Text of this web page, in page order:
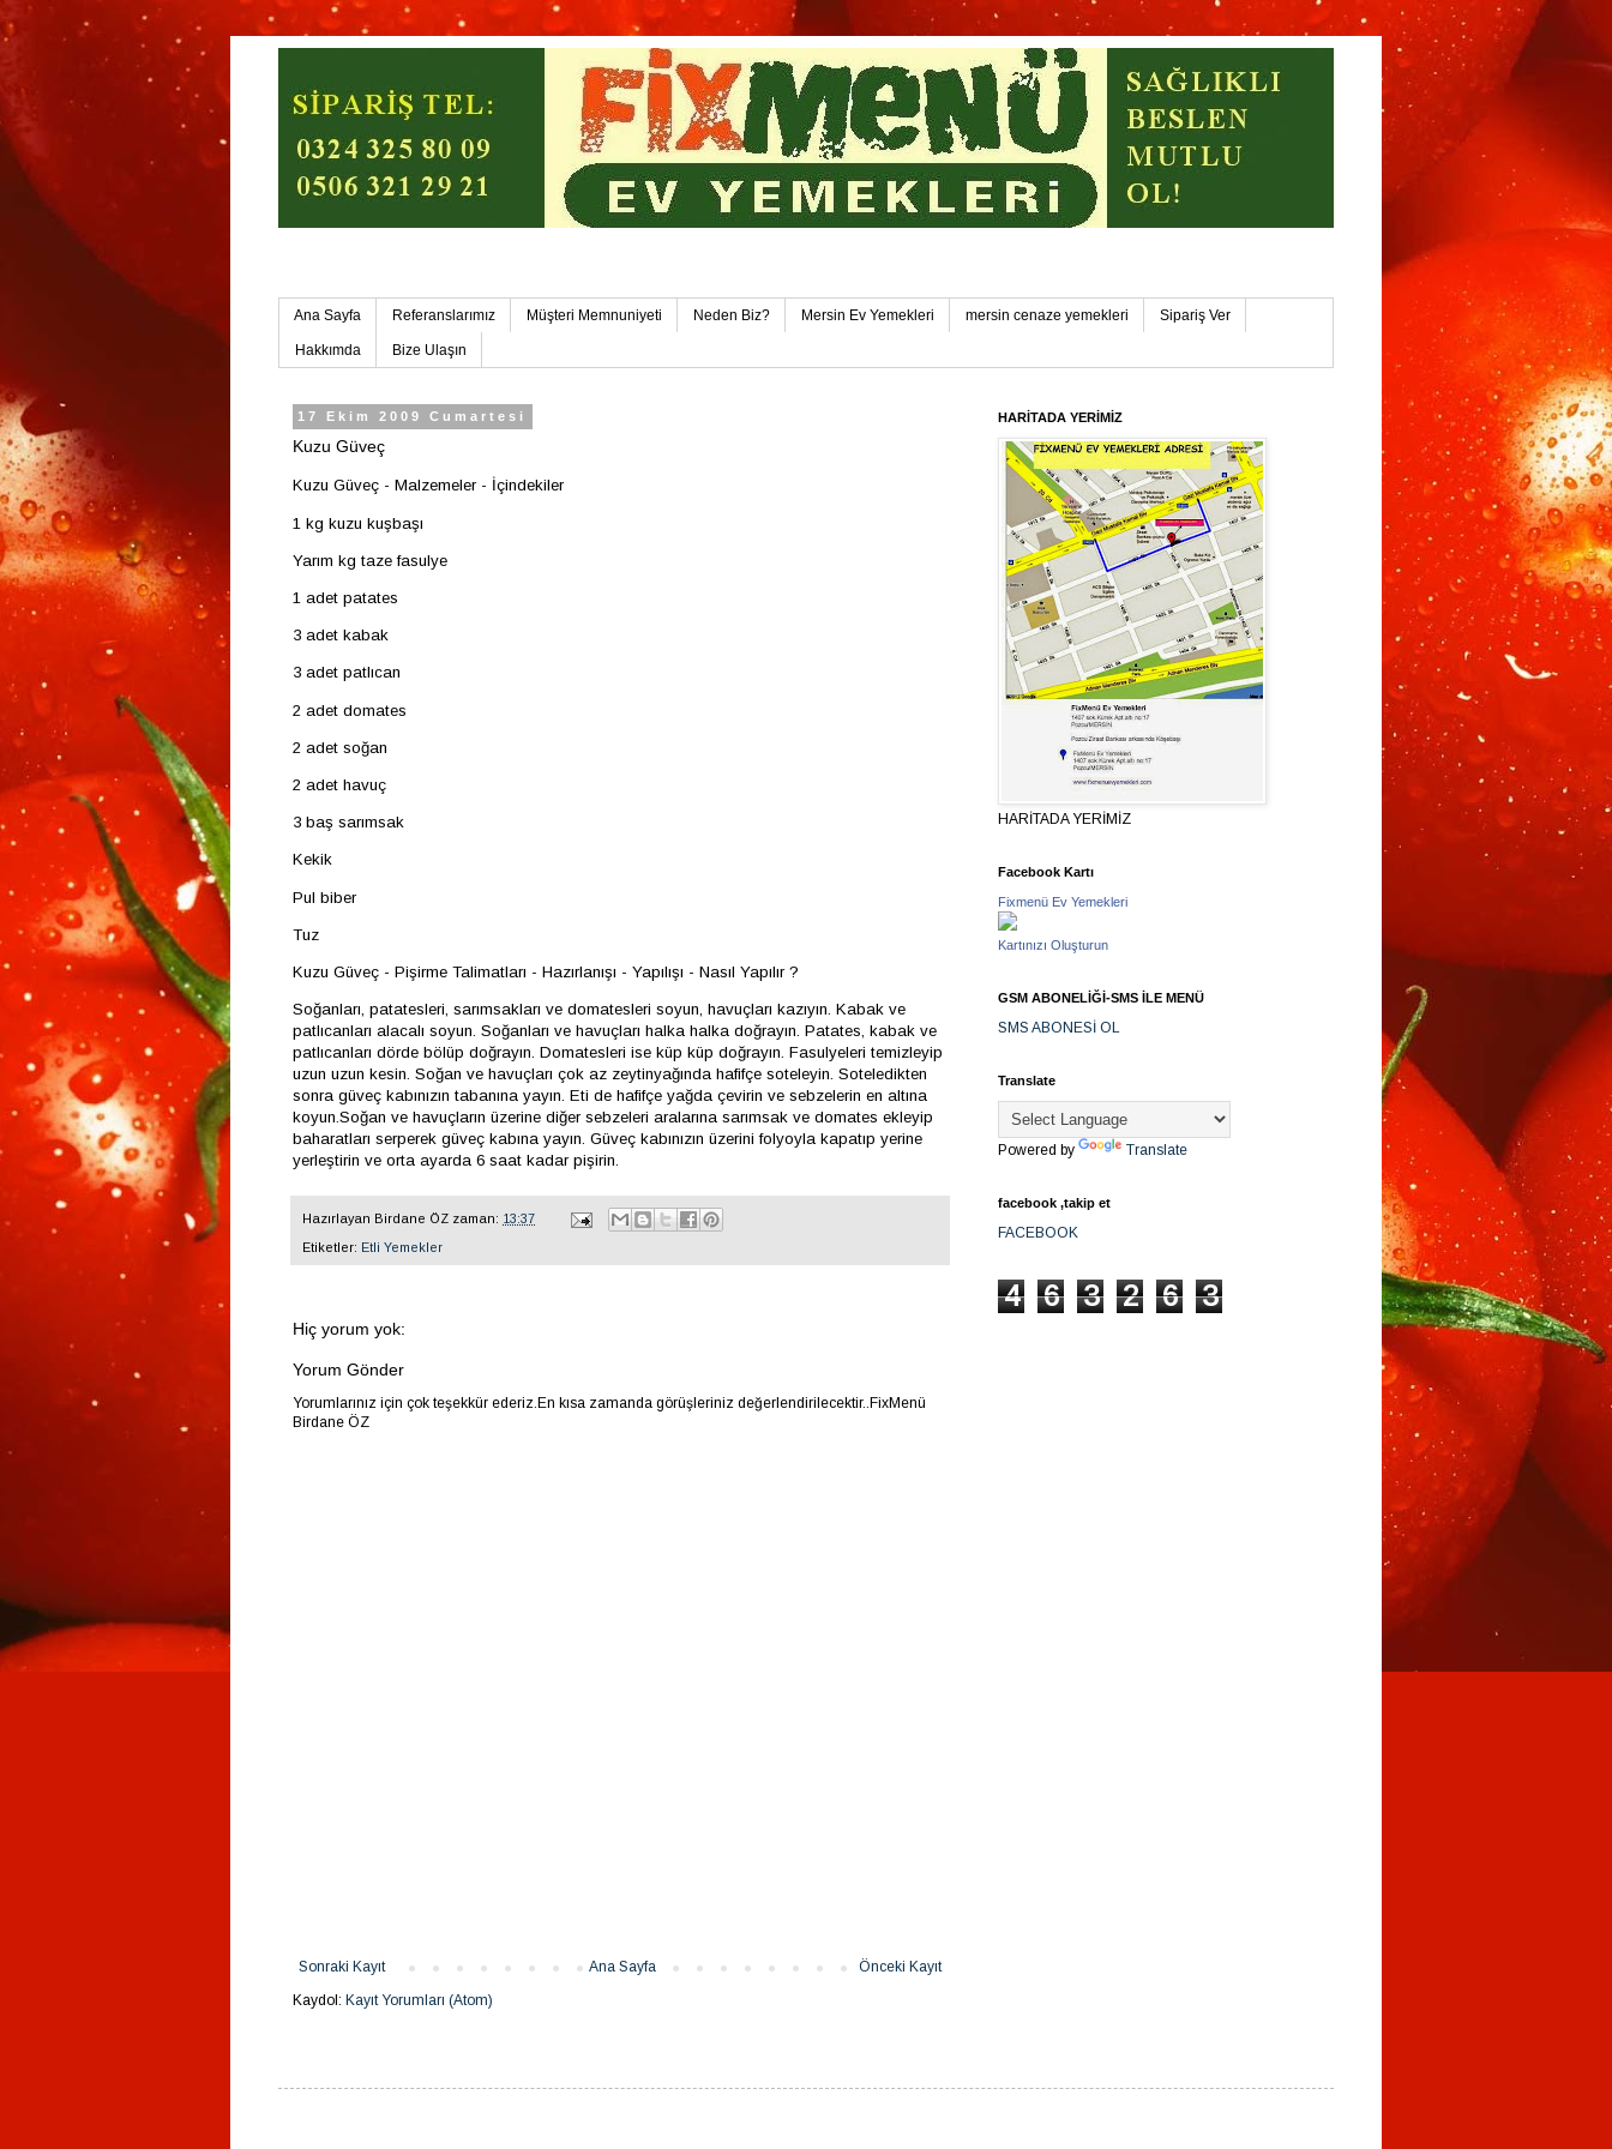
Ana Sayfa Referanslarımız Müşteri Memnuniyeti Neden Biz? Mersin Ev Yemekleri mersin cenaze yemekleri Sipariş Ver
Hakkımda Bize Ulaşın
17 Ekim 2009 Cumartesi
Kuzu Güveç
Kuzu Güveç - Malzemeler - İçindekiler
1 kg kuzu kuşbaşı
Yarım kg taze fasulye
1 adet patates
3 adet kabak
3 adet patlıcan
2 adet domates
2 adet soğan
2 adet havuç
3 baş sarımsak
Kekik
Pul biber
Tuz
Kuzu Güveç - Pişirme Talimatları - Hazırlanışı - Yapılışı - Nasıl Yapılır ?
Soğanları, patatesleri, sarımsakları ve domatesleri soyun, havuçları kazıyın. Kabak ve
patlıcanları alacalı soyun. Soğanları ve havuçları halka halka doğrayın. Patates, kabak ve
patlıcanları dörde bölüp doğrayın. Domatesleri ise küp küp doğrayın. Fasulyeleri temizleyip
uzun uzun kesin. Soğan ve havuçları çok az zeytinyağında hafifçe soteleyin. Soteledikten
sonra güveç kabınızın tabanına yayın. Eti de hafifçe yağda çevirin ve sebzelerin en altına
koyun.Soğan ve havuçların üzerine diğer sebzeleri aralarına sarımsak ve domates ekleyip
baharatları serperek güveç kabına yayın. Güveç kabınızın üzerini folyoyla kapatıp yerine
yerleştirin ve orta ayarda 6 saat kadar pişirin.
Hazırlayan Birdane ÖZ zaman: 13:37
Etiketler: Etli Yemekler
Hiç yorum yok:
Yorum Gönder
Yorumlarınız için çok teşekkür ederiz.En kısa zamanda görüşleriniz değerlendirilecektir..FixMenü
Birdane ÖZ
Sonraki Kayıt Önceki Kayıt
Ana Sayfa
Kaydol: Kayıt Yorumları (Atom)
HARİTADA YERİMİZ
HARİTADA YERİMİZ
Facebook Kartı
Fixmenü Ev Yemekleri
Kartınızı Oluşturun
GSM ABONELİĞİ-SMS İLE MENÜ
SMS ABONESİ OL
Translate
Powered by Translate
facebook ,takip et
FACEBOOK
4 6 3 2 6 3